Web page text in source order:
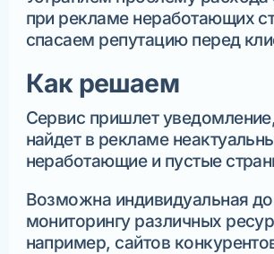
при рекламе неработающих
спасаем репутацию перед
Как решаем
Сервис пришлет
найдет в рекламе
неработающие и пустые
Возможна индивидуальная
мониторингу различных
например, сайтов